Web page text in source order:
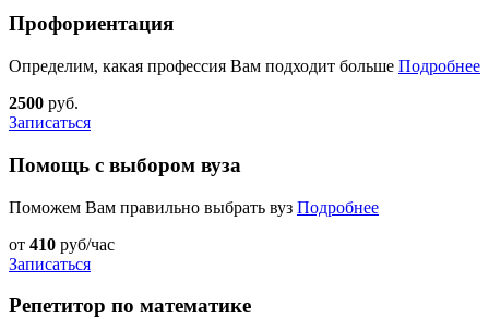
Профориентация
Определим, какая профессия Вам подходит больше Подробнее
2500 руб.
Записаться
Помощь с выбором вуза
Поможем Вам правильно выбрать вуз Подробнее
от 410 руб/час
Записаться
Репетитор по математике